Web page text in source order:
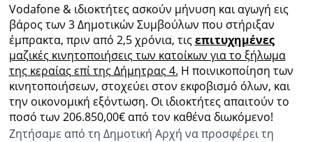
Vodafone& ιδιοκτήτες ασκούν μήνυση και αγωγή εις
βάρος των 3 Δημοτικών Συμβούλων που στήριξαν
έμπρακτα, πριν από 2,5 χρόνια, τιςεπιτυχημένες
μαζικές κινητοποιήσεις των κατοίκων για το ξήλωμα
της κεραίας επί της Δήμητρας 4. Η ποινικοποίηση των
κινητοποιήσεων, στοχεύει στον εκφοβισμό όλων, και
την οικονομική εξόντωση. Οι ιδιοκτήτες απαιτούν το
ποσό των 206.850,00€ από τον καθένα διωκόμενο!
Ζητήσαμε από τη Δημοτική Αρχή να προσφέρει τη